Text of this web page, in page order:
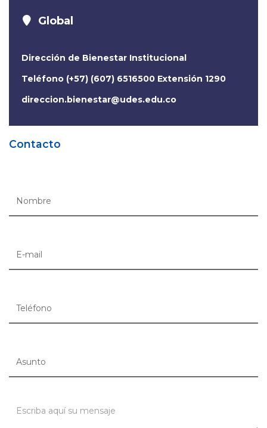
Global
Dirección de Bienestar Institucional
Teléfono (+57) (607) 6516500 Extensión 1290
direccion.bienestar@udes.edu.co
Contacto